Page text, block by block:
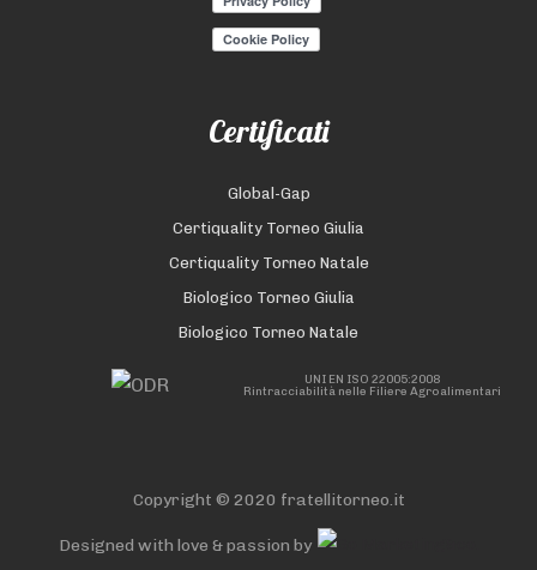
Certificati
Global-Gap
Certiquality Torneo Giulia
Certiquality Torneo Natale
Biologico Torneo Giulia
Biologico Torneo Natale
UNI EN ISO 22005:2008
Rintracciabilità nelle Filiere Agroalimentari
Copyright © 2020 fratellitorneo.it
Designed with love & passion by